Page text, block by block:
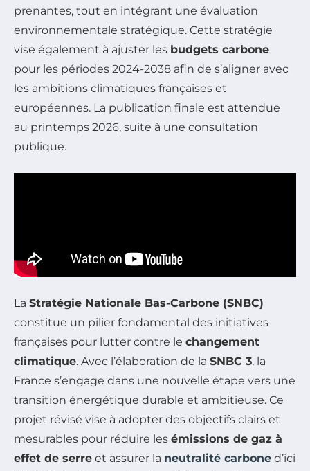
prenantes, tout en intégrant une évaluation
environnementale stratégique. Cette stratégie
vise également à ajuster les budgets carbone
pour les périodes 2024-2038 afin de s’aligner avec
les ambitions climatiques françaises et
européennes. La publication finale est attendue
au printemps 2026, suite à une consultation
publique.
La Stratégie Nationale Bas-Carbone (SNBC)
constitue un pilier fondamental des initiatives
françaises pour lutter contre le changement
climatique. Avec l’élaboration de la SNBC 3, la
France s’engage dans une nouvelle étape vers une
transition énergétique durable et ambitieuse. Ce
projet révisé vise à adopter des objectifs clairs et
mesurables pour réduire les émissions de gaz à
effet de serre et assurer la neutralité carbone d’ici